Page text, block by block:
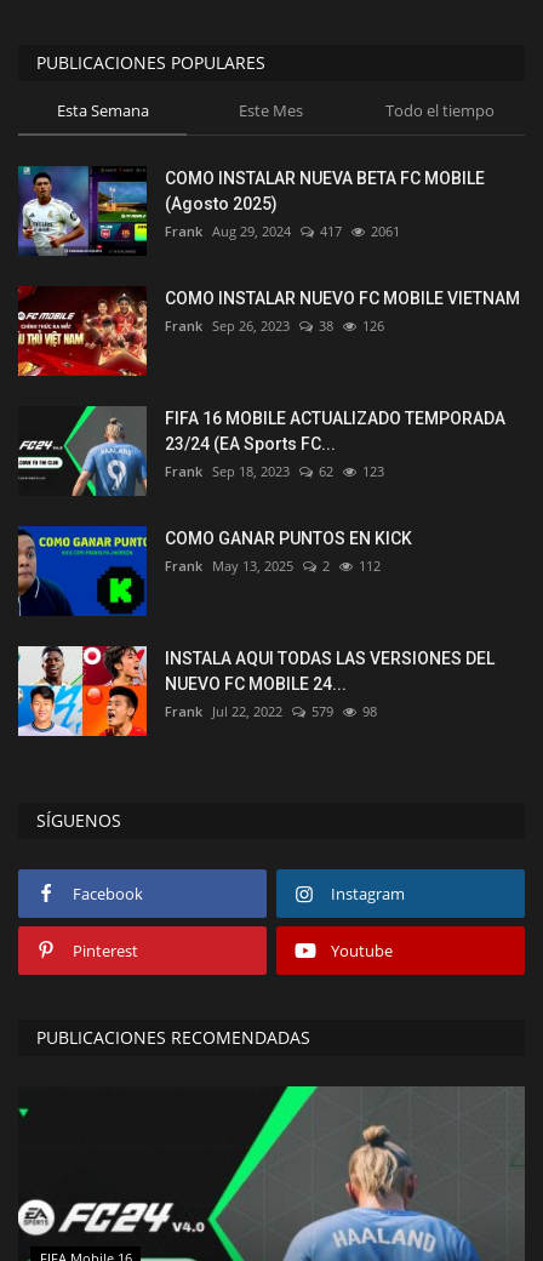
PUBLICACIONES POPULARES
Esta Semana Este Mes Todo el tiempo
COMO INSTALAR NUEVA BETA FC MOBILE
(Agosto 2025)
Frank Aug 29, 2024 417 2061
COMO INSTALAR NUEVO FC MOBILE VIETNAM
Frank Sep 26, 2023 38 126
FIFA 16 MOBILE ACTUALIZADO TEMPORADA
23/24 (EA Sports FC...
Frank Sep 18, 2023 62 123
COMO GANAR PUNTOS EN KICK
Frank May 13, 2025 2 112
INSTALA AQUI TODAS LAS VERSIONES DEL
NUEVO FC MOBILE 24...
Frank Jul 22, 2022 579 98
SÍGUENOS
Facebook Instagram
Pinterest Youtube
PUBLICACIONES RECOMENDADAS